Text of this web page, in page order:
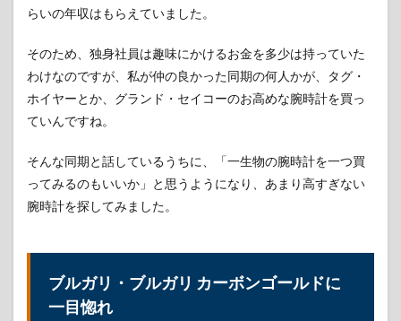
正規
買う
と高
いの
で楽
場で
購入
2
リ・
ブル
ガリ
を買
らいの年収はもらえていました。
そのため、独身社員は趣味にかけるお金を多少は持っていた
わけなのですが、私が仲の良かった同期の何人かが、タグ・
ホイヤーとか、グランド・セイコーのお高めな腕時計を買っ
ていんですね。
そんな同期と話しているうちに、「一生物の腕時計を一つ買
ってみるのもいいか」と思うようになり、あまり高すぎない
腕時計を探してみました。
ブルガリ・ブルガリ カーボンゴールドに
一目惚れ